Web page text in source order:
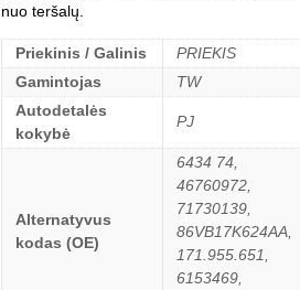
nuo teršalų.
Priekinis / Galinis
PRIEKIS
Gamintojas
TW
Autodetalės
kokybė
PJ
Alternatyvus
kodas (OE)
6434 74,
46760972,
71730139,
86VB17K624AA,
171.955.651,
6153469,